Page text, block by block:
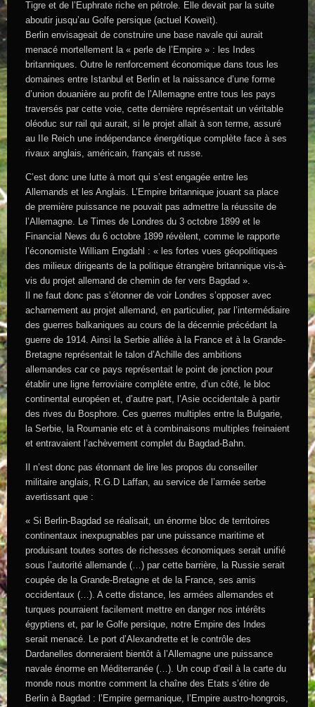
Tigre et de l’Euphrate riche en pétrole. Elle devait par la suite
aboutir jusqu’au Golfe persique (actuel Koweït).
Berlin envisageait de construire une base navale qui aurait
menacé mortellement la « perle de l’Empire » : les Indes
britanniques. Outre le renforcement économique dans tous les
domaines entre Istanbul et Berlin et la naissance d’une forme
d’union douanière au profit de l’Allemagne entre tous les pays
traversés par cette voie, cette dernière représentait un véritable
oléoduc sur rail qui aurait, si le projet allait à son terme, assuré
au IIe Reich une indépendance énergétique complète face à ses
rivaux anglais, américain, français et russe.
C’est donc une lutte à mort qui s’est engagée entre les
Allemands et les Anglais. L’Empire britannique jouant sa place
de première puissance ne pouvait pas admettre la réussite de
l’Allemagne. Le Times de Londres du 3 octobre 1899 et le
Financial News du 6 octobre 1899 révèlent, comme le rapporte
l’économiste William Engdahl : « les fortes vues géopolitiques
des milieux dirigeants de la politique étrangère britannique vis-à-
vis du projet allemand de chemin de fer vers Bagdad ».
Il ne faut donc pas s’étonner de voir Londres s’opposer avec
acharnement au projet allemand, en particulier, par l’intermédiaire
des guerres balkaniques au cours de la décennie précédant la
guerre de 1914. Ainsi la Serbie alliée à la France et à la Grande-
Bretagne représentait le talon d’Achille des ambitions
allemandes car ce pays représentait le point de jonction pour
établir une ligne ferroviaire complète entre, d’un côté, le bloc
continental européen et, d’autre part, l’Asie occidentale à partir
des rives du Bosphore. Ces guerres multiples entre la Bulgarie,
la Serbie, la Roumanie etc et à combinaisons multiples freinaient
et entravaient l’achèvement complet du Bagdad-Bahn.
Il n’est donc pas étonnant de lire les propos du conseiller
militaire anglais, R.G.D Laffan, au service de l’armée serbe
avertissant que :
« Si Berlin-Bagdad se réalisait, un énorme bloc de territoires
continentaux inexpugnables par une puissance maritime et
produisant toutes sortes de richesses économiques serait unifié
sous l’autorité allemande (…) par cette barrière, la Russie serait
coupée de la Grande-Bretagne et de la France, ses amis
occidentaux (…). A cette distance, les armées allemandes et
turques pourraient facilement mettre en danger nos intérêts
égyptiens et, par le Golfe persique, notre Empire des Indes
serait menacé. Le port d’Alexandrette et le contrôle des
Dardanelles donneraient bientôt à l’Allemagne une puissance
navale énorme en Méditerranée (…). Un coup d’œil à la carte du
monde nous montre comment la chaîne des Etats s’étire de
Berlin à Bagdad : l’Empire germanique, l’Empire austro-hongrois,